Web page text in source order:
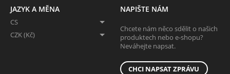
JAZYK A MĚNA
CS
CZK (Kč)
NAPIŠTE NÁM
Chcete nám něco sdělit o našich
produktech nebo e-shopu?
Neváhejte napsat.
CHCI NAPSAT ZPRÁVU